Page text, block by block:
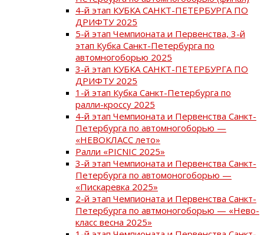
4-й этап КУБКА САНКТ-ПЕТЕРБУРГА ПО
ДРИФТУ 2025
5-й этап Чемпионата и Первенства, 3-й
этап Кубка Санкт-Петербурга по
автомногоборью 2025
3-й этап КУБКА САНКТ-ПЕТЕРБУРГА ПО
ДРИФТУ 2025
1-й этап Кубка Санкт-Петербурга по
ралли-кроссу 2025
4-й этап Чемпионата и Первенства Санкт-
Петербурга по автомногоборью —
«НЕВОКЛАСС лето»
Ралли «PICNIC 2025»
3-й этап Чемпионата и Первенства Санкт-
Петербурга по автомоногоборью —
«Пискаревка 2025»
2-й этап Чемпионата и Первенства Санкт-
Петербурга по автмоногоборью — «Нево-
класс весна 2025»